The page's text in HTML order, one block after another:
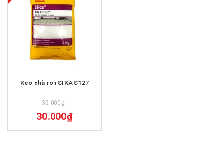
Keo chà ron SIKA S127
35.000₫
30.000₫